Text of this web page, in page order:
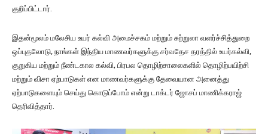
குறிப்பிட்டார்.
இதன்மூலம் மலேசிய உயர் கல்வி அமைச்சகம் மற்றும் சுற்றுலா வளர்ச்சித்துறை
ஒப்புதலோடு, நாங்கள் இந்திய மாணவர்களுக்கு சர்வதேச தரத்தில் உயர்கல்வி,
குறுகிய மற்றும் நீண்டகால கல்வி, பிரபல தொழிற்சாலைகளில் தொழிற்பயிற்சி
மற்றும் விசா ஏற்பாடுகள் என மாணவர்களுக்கு தேவையான அனைத்து
ஏற்பாடுகளையும் செய்து கொடுப்போம் என்று டாக்டர் ஜோசப் மாணிக்கராஜ்
தெரிவித்தார்.